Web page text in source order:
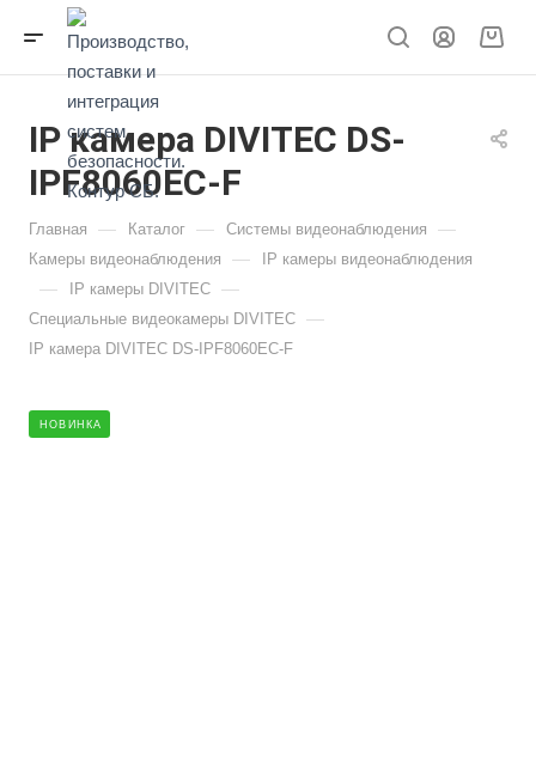
IP камера DIVITEC DS-
IPF8060EC-F
Главная — Каталог — Системы видеонаблюдения —
Камеры видеонаблюдения — IP камеры видеонаблюдения
— IP камеры DIVITEC —
Специальные видеокамеры DIVITEC —
IP камера DIVITEC DS-IPF8060EC-F
НОВИНКА